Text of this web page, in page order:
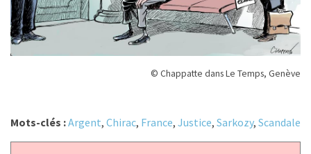
© Chappatte dans Le Temps, Genève
Mots-clés :Argent, Chirac, France, Justice, Sarkozy, Scandale